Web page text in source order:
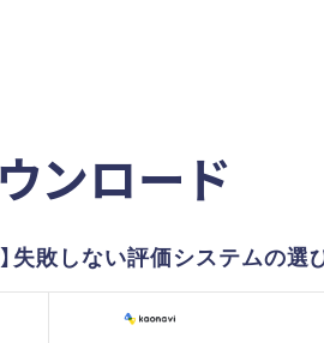
ンロード
失敗しない評価システムの選